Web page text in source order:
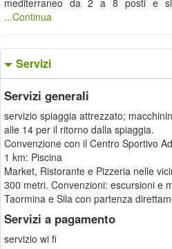
mediterraneo da 2 a 8 posti e si
...Continua
Servizi
Servizi generali
servizio spiaggia attrezzato;
alle 14 per il ritorno dalla spiaggia.
Convenzione con il Centro Sportivo
1 km: Piscina
Market, Ristorante e Pizzeria nelle
300 metri. Convenzioni: escursioni e
Taormina e Sila con partenza
Servizi a pagamento
servizio wi fi